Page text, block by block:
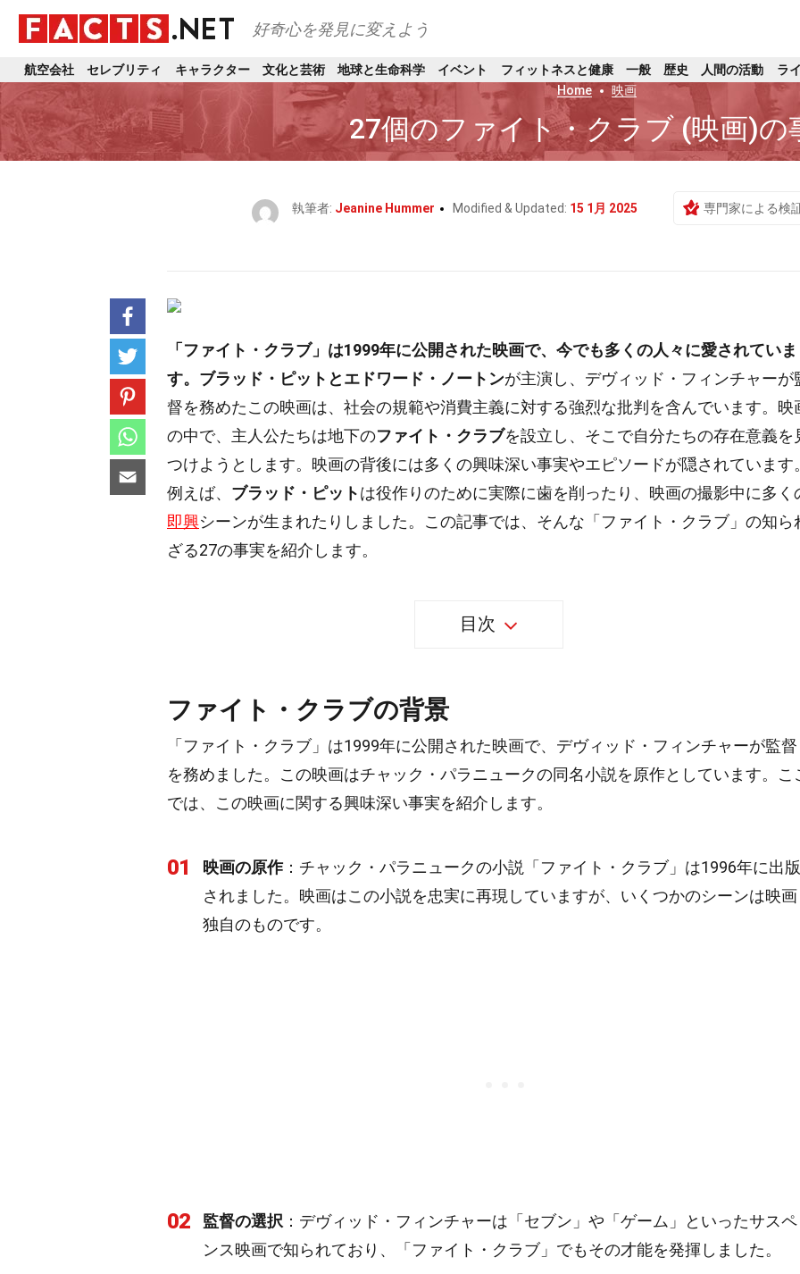
好奇心を発見に変えよう
航空会社 セレブリティ キャラクター 文化と芸術 地球と生命科学 イベント フィットネスと健康 一般 歴史 人間の活動
ラ
Home
映画
27個のファイト・クラブ (映画)の
執筆者: Jeanine Hummer Modified & Updated: 15 1月 2025 専門家による検
「ファイト・クラブ」 は1999年に公開された映画で、今でも多くの人々に愛されていま
す。 ブラッド・ピット とエドワード・ノートンが主演し、デヴィッド・フィンチャーが
督を務めたこの映画は、社会の規範や消費主義に対する強烈な批判を含んでいます。映
の中で、主人公たちは地下のファイト・クラブを設立し、そこで自分たちの存在意義を
つけようとします。映画の背後には多くの興味深い事実やエピソードが隠されています
例えば、 ブラッド・ピットは役作りのために実際に歯を削ったり、映画の撮影中に多く
即興シーンが生まれたりしました。この記事では、そんな「ファイト・クラブ」の知ら
ざる27の事実を紹介します。
目次
ファイト・クラブの背景
「ファイト・クラブ」は1999年に公開された映画で、デヴィッド・フィンチャーが監督
を務めました。この映画はチャック・パラニュークの同名小説を原作としています。こ
では、この映画に関する興味深い事実を紹介します。
01 映画の原作：チャック・パラニュークの小説「ファイト・クラブ」は1996年に出版
されました。映画はこの小説を忠実に再現していますが、いくつかのシーンは映画
独自のものです。
02 監督の選択 ：デヴィッド・フィンチャーは「セブン」や「ゲーム」といったサスペ
ンス映画で知られており、「ファイト・クラブ」でもその才能を発揮しました。